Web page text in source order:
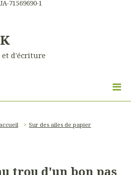
71569690-1
et d'écriture
Sur des ailes de papier
trou d'un bon pas